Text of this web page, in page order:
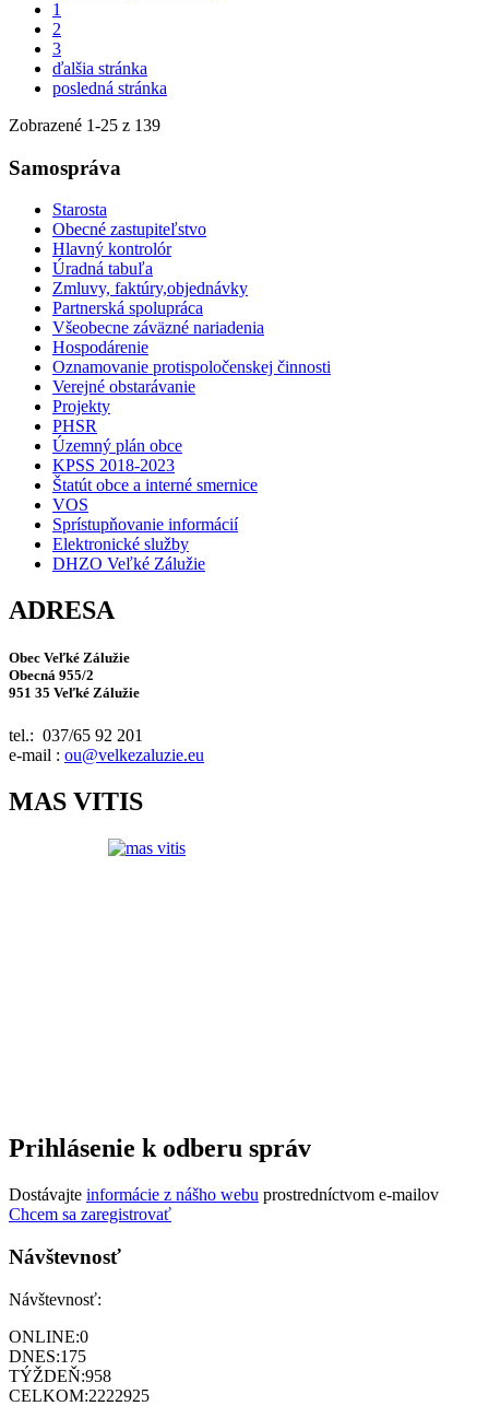
1
2
3
ďalšia stránka
posledná stránka
Zobrazené 1-25 z 139
Samospráva
Starosta
Obecné zastupiteľstvo
Hlavný kontrolór
Úradná tabuľa
Zmluvy, faktúry,objednávky
Partnerská spolupráca
Všeobecne záväzné nariadenia
Hospodárenie
Oznamovanie protispoločenskej činnosti
Verejné obstarávanie
Projekty
PHSR
Územný plán obce
KPSS 2018-2023
Štatút obce a interné smernice
VOS
Sprístupňovanie informácií
Elektronické služby
DHZO Veľké Zálužie
ADRESA
Obec Veľké Zálužie
Obecná 955/2
951 35 Veľké Zálužie
tel.: 037/65 92 201
e-mail : ou@velkezaluzie.eu
MAS VITIS
Prihlásenie k odberu správ
Dostávajte informácie z nášho webu prostredníctvom e-mailov
Chcem sa zaregistrovať
Návštevnosť
Návštevnosť:
ONLINE:0
DNES:175
TÝŽDEŇ:958
CELKOM:2222925